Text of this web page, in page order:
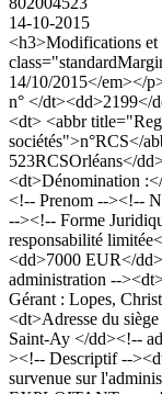
14-10-2015
<h3>Modifications et
14/10/2015</em></
n° </dt><dd>2199</
<dt> <abbr
sociétés">n°RCS</
523RCSOrléans</
<dt>Dénomination
<!-- Prenom --><!--
--><!-- Forme
responsabilité
<dd>7000 EUR</
administration --
Gérant : Lopes,
<dt>Adresse du
Saint-Ay </dd><!--
><!-- Descriptif --
survenue sur